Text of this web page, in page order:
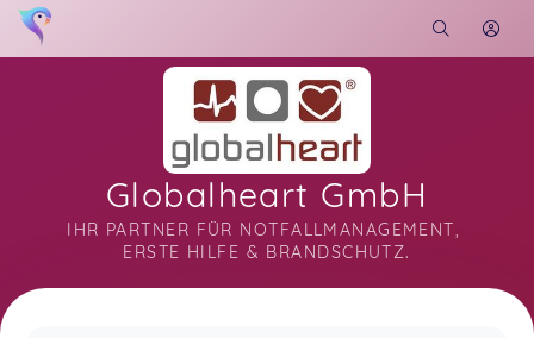
Globalheart GmbH
IHR PARTNER FÜR NOTFALLMANAGEMENT,
ERSTE HILFE & BRANDSCHUTZ.
Soon you will learn more about me here...